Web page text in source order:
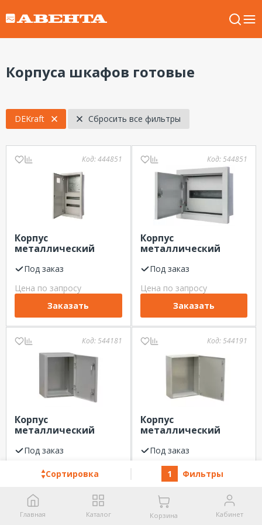
Корпуса шкафов готовые
Сортировка 1 Фильтры
DEKraft Сбросить все фильтры
Код:444851
Корпус
металлический
30 мод. IP31
Под заказ
Цена по запросу
Заказать
Код:544851
Корпус
металлический
IP31 ЩРВ-12 Dekraft
Под заказ
Цена по запросу
Заказать
Код:544181
Корпус
металлический
400х400х200 Dekraft
Под заказ
Цена по запросу
Код:544191
Корпус
металлический
800х600х250 Dekraft
Под заказ
Цена по запросу
Главная Каталог Корзина Кабинет